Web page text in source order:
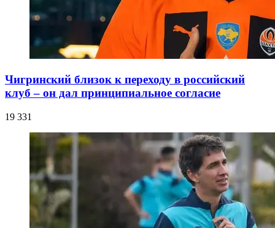
Чигринский близок к переходу в российский
клуб – он дал принципиальное согласие
19 331